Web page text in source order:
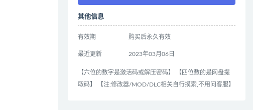
其他信息
有效期 购买后永久有效
最近更新 2023年03月06日
【六位的数字是激活码或解压密码】 【四位数的是网盘提
取码】 【注:修改器/MOD/DLC相关自行摸索,不用问客服】